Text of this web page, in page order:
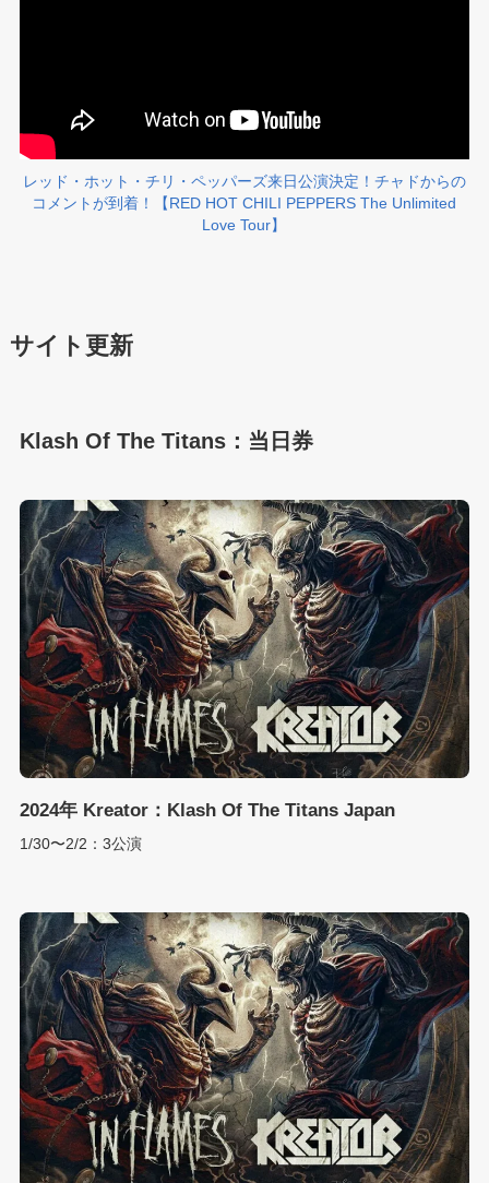
レッド・ホット・チリ・ペッパーズ来日公演決定！チャドからの
コメントが到着！【RED HOT CHILI PEPPERS The Unlimited
Love Tour】
サイト更新
Klash Of The Titans：当日券
2024年 Kreator：Klash Of The Titans Japan
1/30〜2/2：3公演